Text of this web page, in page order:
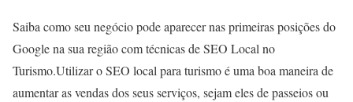
Saiba como seu negócio pode aparecer nas primeiras posições do
Google na sua região com técnicas de SEO Local no
Turismo.Utilizar o SEO local para turismo é uma boa maneira de
aumentar as vendas dos seus serviços, sejam eles de passeios ou